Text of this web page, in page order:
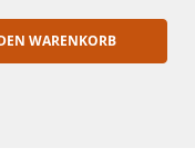
WARENKORB